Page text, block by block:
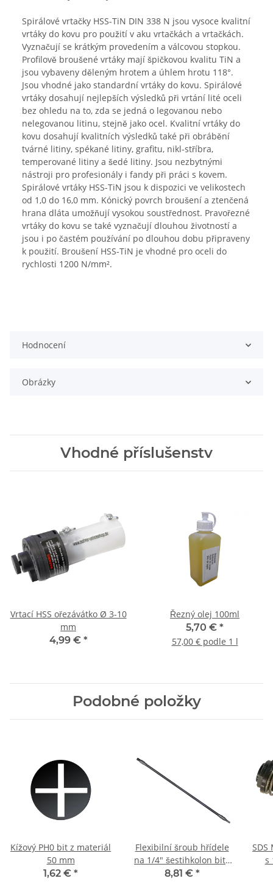
Spirálové vrtačky HSS-TiN DIN 338 N jsou vysoce kvalitní
vrtáky do kovu pro použití v aku vrtačkách a vrtačkách.
Vyznačují se krátkým provedením a válcovou stopkou.
Profilově broušené vrtáky mají špičkovou kvalitu TiN a
jsou vybaveny děleným hrotem a úhlem hrotu 118°.
Jsou vhodné jako standardní vrtáky do kovu. Spirálové
vrtáky dosahují nejlepších výsledků při vrtání lité oceli
bez ohledu na to, zda se jedná o legovanou nebo
nelegovanou litinu, stejně jako ocel. Kvalitní vrtáky do
kovu dosahují kvalitních výsledků také při obrábění
tvárné litiny, spékané litiny, grafitu, nikl-stříbra,
temperované litiny a šedé litiny. Jsou nezbytnými
nástroji pro profesionály i fandy při práci s kovem.
Spirálové vrtáky HSS-TiN jsou k dispozici ve velikostech
od 1,0 do 16,0 mm. Kónický povrch broušení a ztenčená
hrana dláta umožňují vysokou soustřednost. Pravořezné
vrtáky do kovu se také vyznačují dlouhou životností a
jsou i po častém používání po dlouhou dobu připraveny
k použití. Broušení HSS-TiN je vhodné pro oceli do
rychlosti 1200 N/mm².
Hodnocení
Obrázky
Vhodné příslušenstv
Vrtací HSS ořezávátko Ø 3-10
mm
4,99 € *
Řezný olej 100ml
5,70 € *
57,00 € podle 1 l
Podobné položky
Kížový PH0 bit z materiál
50 mm
1,62 € *
Flexibilní šroub hřídele
na 1/4" šestihkolon bits
460 mm
8,81 € *
SDS
s